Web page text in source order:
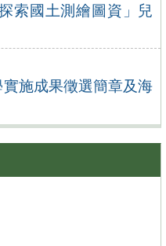
索國土測繪圖資」兒
施成果徵選簡章及海